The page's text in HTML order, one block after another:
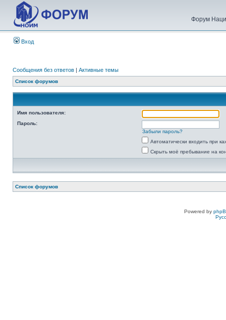
Форум
Вход
Сообщения без ответов | Активные темы
Список форумов
Имя пользователя:
Пароль:
Забыли пароль?
Автоматически входить при
Скрыть моё пребывание на
Список форумов
Powered by